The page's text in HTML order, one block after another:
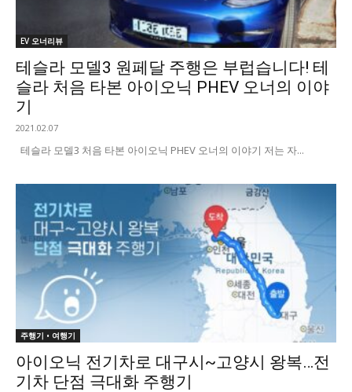
EV 오너리뷰
테슬라 모델3 원페달 주행은 부럽습니다! 테
슬라 처음 타본 아이오닉 PHEV 오너의 이야
기
2021.02.07
테슬라 모델3 처음 타본 아이오닉 PHEV 오너의 이야기 저는 자...
주행기 • 여행기
아이오닉 전기차로 대구시~고양시 왕복…전
기차 단점 극대화 주행기